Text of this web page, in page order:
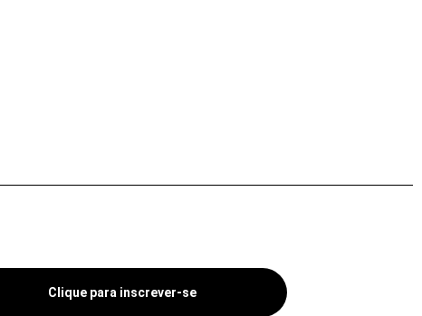
Clique para inscrever-se